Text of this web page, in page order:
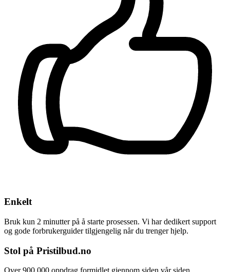
Enkelt
Bruk kun 2 minutter på å starte prosessen. Vi har dedikert support
og gode forbrukerguider tilgjengelig når du trenger hjelp.
Stol på Pristilbud.no